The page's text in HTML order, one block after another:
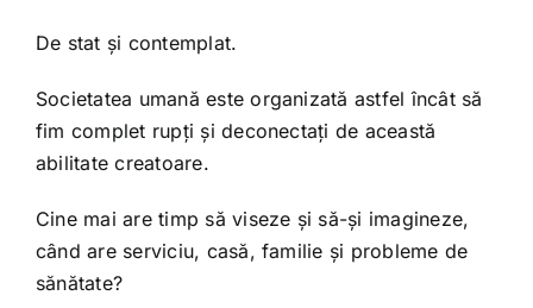
De stat și contemplat.
Societatea umană este organizată astfel încât să
fim complet rupți și deconectați de această
abilitate creatoare.
Cine mai are timp să viseze și să-și imagineze,
când are serviciu, casă, familie și probleme de
sănătate?